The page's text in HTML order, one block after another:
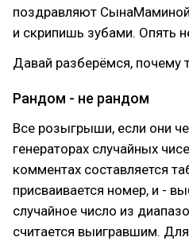
поздравляют
и скрипишь зубами. Опять
Давай разберёмся, почему
Рандом - не рандом
Все розыгрыши, если они
генераторах случайных
комментах составляется
присваивается номер, и -
случайное число из
считается выигравшим.